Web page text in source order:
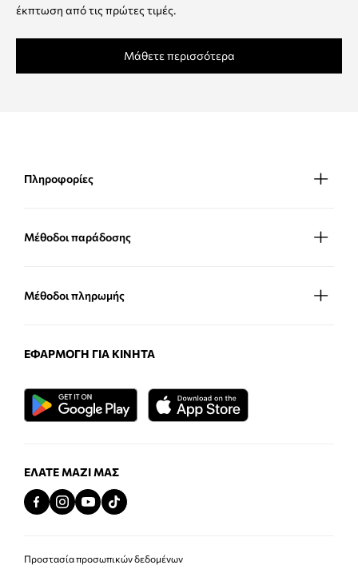
έκπτωση από τις πρώτες τιμές.
Μάθετε περισσότερα
Πληροφορίες
Μέθοδοι παράδοσης
Μέθοδοι πληρωμής
ΕΦΑΡΜΟΓΉ ΓΙΑ ΚΙΝΗΤΆ
ΕΛΆΤΕ ΜΑΖΊ ΜΑΣ
Προστασία προσωπικών δεδομένων